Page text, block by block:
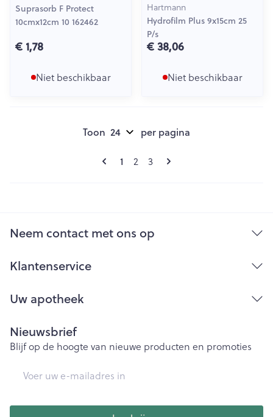
Suprasorb F Protect
10cmx12cm 10 162462
€ 1,78
Niet beschikbaar
Hartmann
Hydrofilm Plus 9x15cm 25
P/s
€ 38,06
Niet beschikbaar
Pagina's
U lees momenteel pagina
1 Pagina
2 Pagina
3
Toon per pagina
Neem contact met ons op
Klantenservice
Uw apotheek
Nieuwsbrief
Blijf op de hoogte van nieuwe producten en promoties